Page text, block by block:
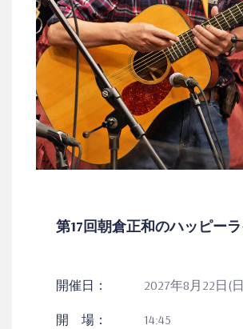
第17回朝倉正和のハッピー
開催日： 2027年8月22日(
開 場： 14:45